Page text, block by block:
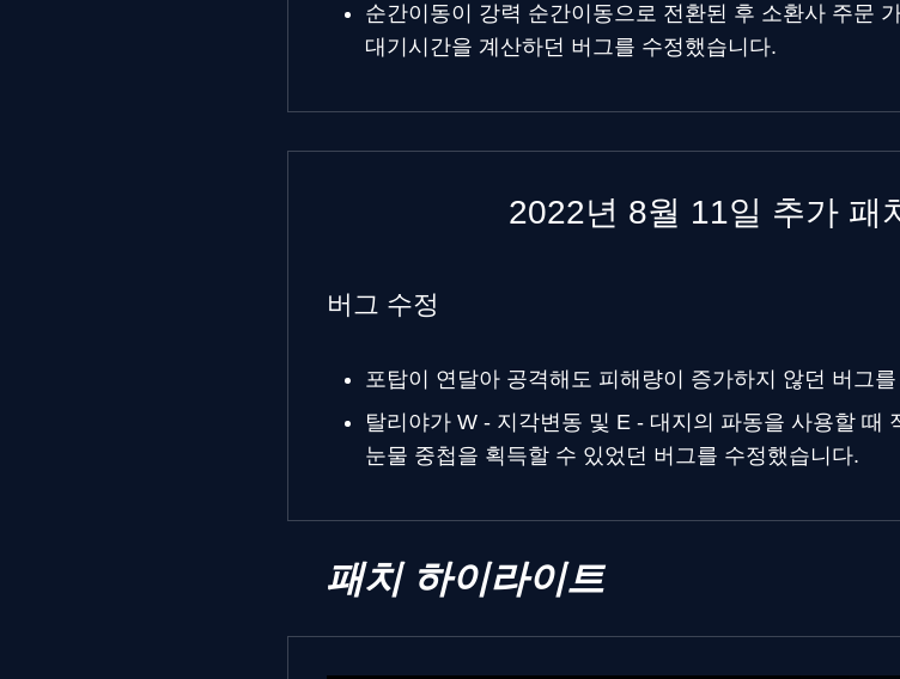
순간이동이 강력 순간이동으로 전환된 후 소환사 주문
대기시간을 계산하던 버그를 수정했습니다.
2022년 8월 11일 추가 패
버그 수정
포탑이 연달아 공격해도 피해량이 증가하지 않던 버그
탈리야가 W - 지각변동 및 E - 대지의 파동을 사용할 때
눈물 중첩을 획득할 수 있었던 버그를 수정했습니다.
패치 하이라이트